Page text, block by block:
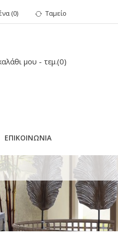
(0) Ταμείο
μου - τεμ.(0)
ΕΠΙΚΟΙΝΩΝΙΑ